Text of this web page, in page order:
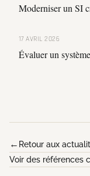
Moderniser un SI
17 AVRIL 2026
Évaluer un
Retour aux
Voir des références